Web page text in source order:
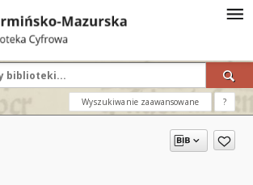
Wyszukiwanie zaawansowane ?